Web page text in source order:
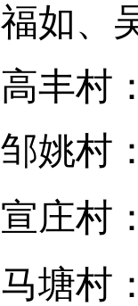
福如、
高丰村
邹姚村
宣庄村
马塘村